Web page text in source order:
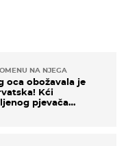
NA NJEGA
oca obožavala je
Kći
pjevača